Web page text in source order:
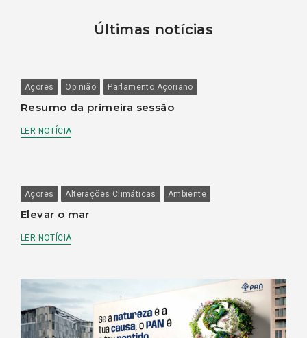
Últimas notícias
Açores Opinião Parlamento Açoriano
Resumo da primeira sessão
LER NOTÍCIA
Açores Alterações Climáticas Ambiente
Elevar o mar
LER NOTÍCIA